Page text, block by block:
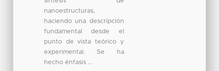
nanoestructuras,
haciendo una descripción
fundamental desde el
punto de vista teórico y
experimental. Se ha
hecho énfasis ...